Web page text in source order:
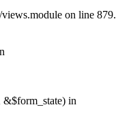
on line 879.
in